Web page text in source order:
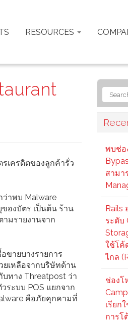
RESOURCES
เครดิตของลูกค้ารั่ว
ว่าพบ Malware
องบัตร เป็นต้น ร้าน
มรายงานจาก
ขายบางรายการ
ยเหลือจากบริษัทด้าน
ทาง Threatpost ว่า
ระบบ POS แยกจาก
คือภัยคุกคามที่
พบช่อ
สามา
Rails
ระดับ
ใช้โค้
ไกล
ช่องโ
เรียก
การโ